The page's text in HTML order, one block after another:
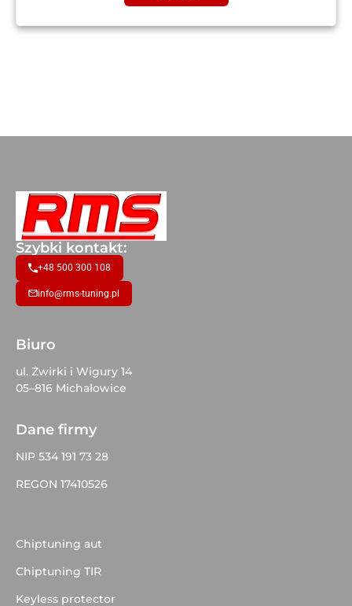
Szybki kontakt:
+48 500 300 108
info@rms-tuning.pl
Biuro
ul. Żwirki i Wigury 14
05–816 Michałowice
Dane firmy
NIP 534 191 73 28
REGON 17410526
Chiptuning aut
Chiptuning TIR
Keyless protector